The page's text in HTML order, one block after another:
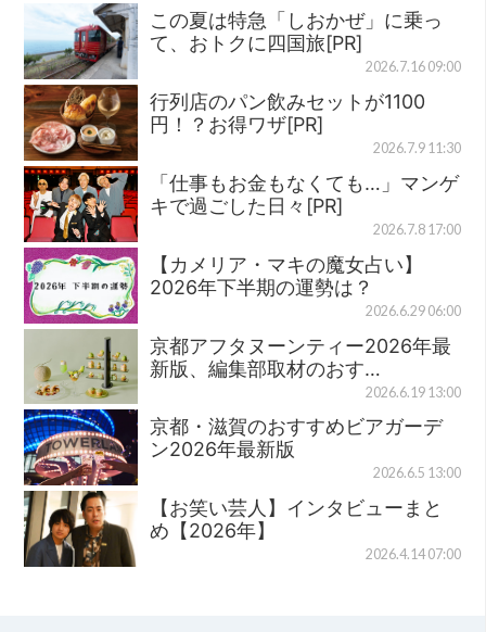
この夏は特急「しおかぜ」に乗っ
て、おトクに四国旅[PR]
2026.7.16 09:00
行列店のパン飲みセットが1100
円！？お得ワザ[PR]
2026.7.9 11:30
「仕事もお金もなくても…」マンゲ
キで過ごした日々[PR]
2026.7.8 17:00
【カメリア・マキの魔女占い】
2026年下半期の運勢は？
2026.6.29 06:00
京都アフタヌーンティー2026年最
新版、編集部取材のおす…
2026.6.19 13:00
京都・滋賀のおすすめビアガーデ
ン2026年最新版
2026.6.5 13:00
【お笑い芸人】インタビューまと
め【2026年】
2026.4.14 07:00